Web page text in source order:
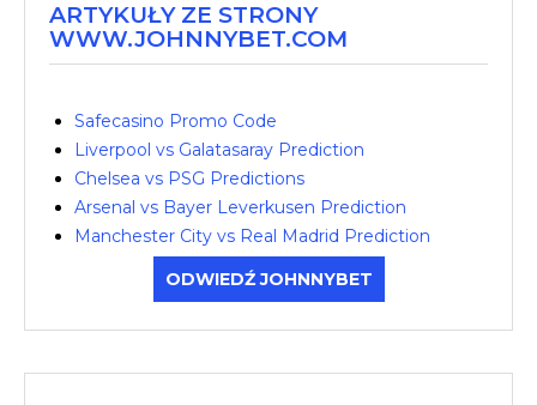
ARTYKUŁY ZE STRONY
WWW.JOHNNYBET.COM
Safecasino Promo Code
Liverpool vs Galatasaray Prediction
Chelsea vs PSG Predictions
Arsenal vs Bayer Leverkusen Prediction
Manchester City vs Real Madrid Prediction
ODWIEDŹ JOHNNYBET